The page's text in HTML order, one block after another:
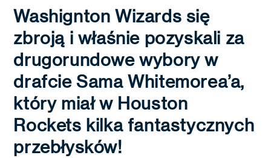
Washignton Wizards się
zbroją i właśnie pozyskali za
drugorundowe wybory w
drafcie Sama Whitemorea’a,
który miał w Houston
Rockets kilka fantastycznych
przebłysków!